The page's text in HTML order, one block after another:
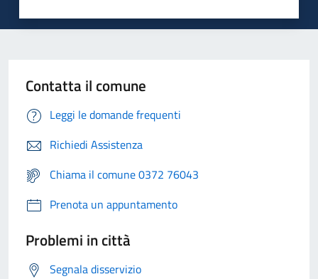
Contatta il comune
Leggi le domande frequenti
Richiedi Assistenza
Chiama il comune 0372 76043
Prenota un appuntamento
Problemi in città
Segnala disservizio